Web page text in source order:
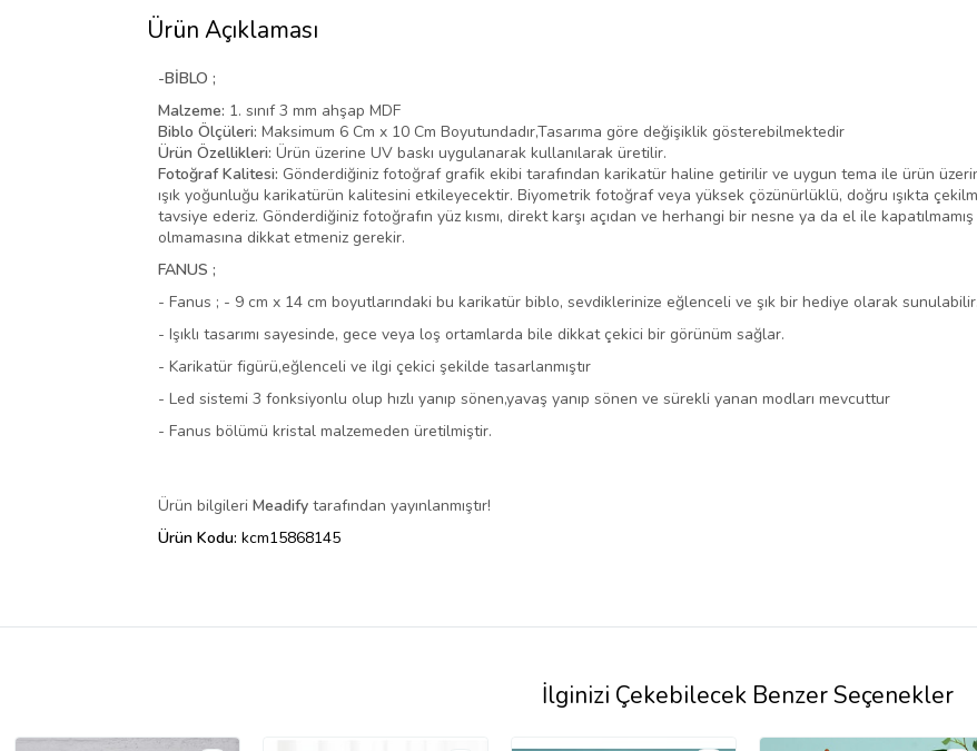
Ürün Açıklaması
-BİBLO ;
Malzeme: 1. sınıf 3 mm ahşap MDF
Biblo Ölçüleri: Maksimum 6 Cm x 10 Cm Boyutundadır,Tasarıma göre değişiklik gösterebilmektedir
Ürün Özellikleri: Ürün üzerine UV baskı uygulanarak kullanılarak üretilir.
Fotoğraf Kalitesi: Gönderdiğiniz fotoğraf grafik ekibi tarafından karikatür haline getirilir ve uygun tema ile ürün
ışık yoğunluğu karikatürün kalitesini etkileyecektir. Biyometrik fotoğraf veya yüksek çözünürlüklü, doğru ışıkta
tavsiye ederiz. Gönderdiğiniz fotoğrafın yüz kısmı, direkt karşı açıdan ve herhangi bir nesne ya da el ile
olmamasına dikkat etmeniz gerekir.
FANUS ;
- Fanus ; - 9 cm x 14 cm boyutlarındaki bu karikatür biblo, sevdiklerinize eğlenceli ve şık bir hediye olarak sunulabilir.
- Işıklı tasarımı sayesinde, gece veya loş ortamlarda bile dikkat çekici bir görünüm sağlar.
- Karikatür figürü,eğlenceli ve ilgi çekici şekilde tasarlanmıştır
- Led sistemi 3 fonksiyonlu olup hızlı yanıp sönen,yavaş yanıp sönen ve sürekli yanan modları mevcuttur
- Fanus bölümü kristal malzemeden üretilmiştir.
Ürün bilgileri Meadify tarafından yayınlanmıştır!
Ürün Kodu: kcm15868145
İlginizi Çekebilecek Benzer Seçenekler